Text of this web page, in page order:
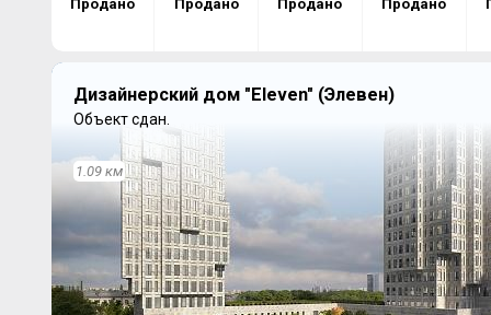
Продано Продано Продано Продано
Дизайнерский дом "Eleven" (Элевен)
Объект сдан.
1.09 км